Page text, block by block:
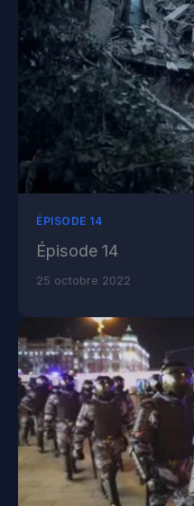
ÉPISODE 14
Épisode 14
25 octobre 2022